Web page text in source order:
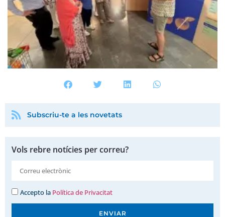
Subscriu-te a les novetats
Vols rebre notícies per correu?
Accepto la Política de Privacitat
ENVIAR